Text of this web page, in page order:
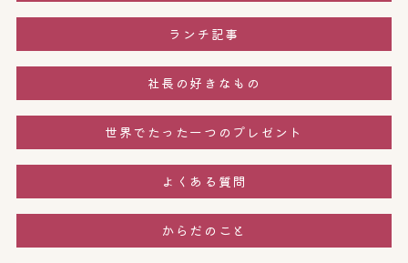
ランチ記事
社長の好きなもの
世界でたった一つのプレゼント
よくある質問
からだのこと